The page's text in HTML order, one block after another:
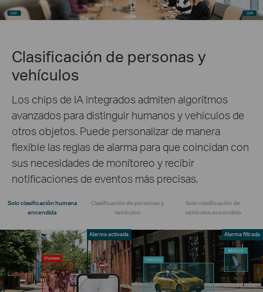
Clasificación de personas y
vehículos
Los chips de IA integrados admiten algoritmos
avanzados para distinguir humanos y vehículos de
otros objetos. Puede personalizar de manera
flexible las reglas de alarma para que coincidan con
sus necesidades de monitoreo y recibir
notificaciones de eventos más precisas.
Solo clasificación humana
encendida
Clasificación de personas y
vehículos
Solo clasificación de
vehículos encendida
Alarma activada Alarma filtrada